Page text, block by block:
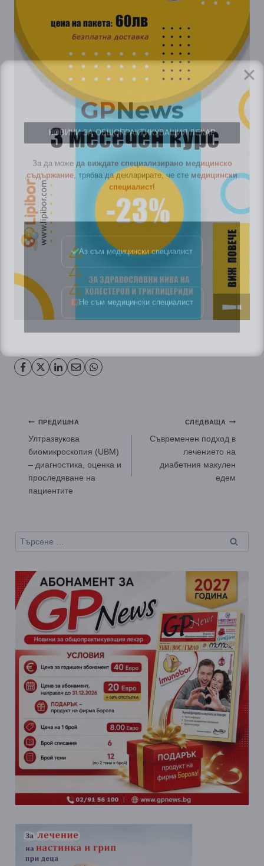
Навигация
ПРЕДИШНА
Ултразвукова
биомикроскопия (UBM)
– диагностика, оценка и
проследяване на
пациентите
СЛЕДВАЩА
Съвременен подход в
лечението на
диабетния макулен
едем
Търсене
за:
GP News
НОВИНИ ЗА ОБЩОПРАКТИКУВАЩИЯ ЛЕКАР
За да можеда виждате специализирано медицинско
специалист!
Аз съм медицински специалист
Не съм медицински специалист